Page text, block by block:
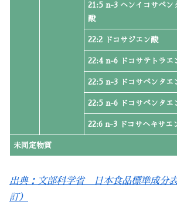
21:5 n-3 ヘンイコサペン
酸
22:2 ドコサジエン酸
22:4 n-6 ドコサテトラエ
22:5 n-3 ドコサペンタエ
22:5 n-6 ドコサペンタエ
22:6 n-3 ドコサヘキサエ
未同定物質
出典：文部科学省 日本食品標準成分
訂）